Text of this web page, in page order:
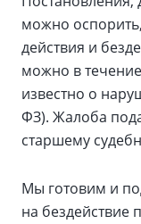
можно
действия и
можно в
известно о
ФЗ). Жалоба
старшему
Мы готовим и
на бездействие